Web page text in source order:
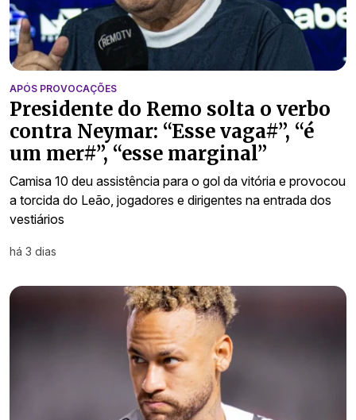
APÓS PROVOCAÇÕES
Presidente do Remo solta o verbo
contra Neymar: “Esse vaga#”, “é
um mer#”, “esse marginal”
Camisa 10 deu assistência para o gol da vitória e provocou
a torcida do Leão, jogadores e dirigentes na entrada dos
vestiários
há 3 dias